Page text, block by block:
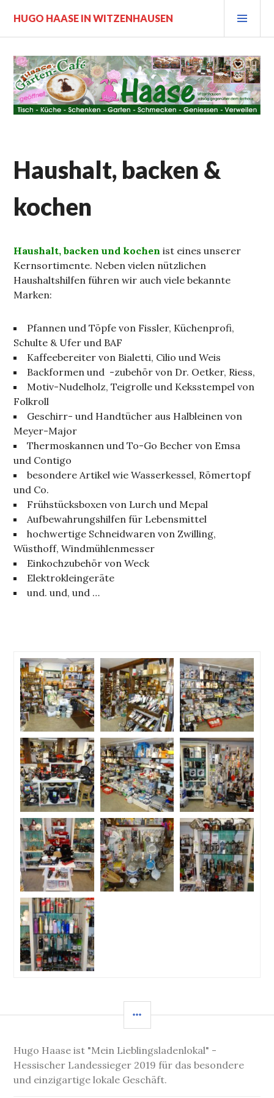
Inhalt
springen
HUGO HAASE IN WITZENHAUSEN
Haushalt, backen &
kochen
Haushalt, backen und kochen ist eines unserer
Kernsortimente. Neben vielen nützlichen
Haushaltshilfen führen wir auch viele bekannte
Marken:
Pfannen und Töpfe von Fissler, Küchenprofi,
Schulte & Ufer und BAF
Kaffeebereiter von Bialetti, Cilio und Weis
Backformen und -zubehör von Dr. Oetker, Riess,
Motiv-Nudelholz, Teigrolle und Keksstempel von
Folkroll
Geschirr- und Handtücher aus Halbleinen von
Meyer-Major
Thermoskannen und To-Go Becher von Emsa
und Contigo
besondere Artikel wie Wasserkessel, Römertopf
und Co.
Frühstücksboxen von Lurch und Mepal
Aufbewahrungshilfen für Lebensmittel
hochwertige Schneidwaren von Zwilling,
Wüsthoff, Windmühlenmesser
Einkochzubehör von Weck
Elektrokleingeräte
und. und, und …
Hugo Haase ist "Mein Lieblingsladenlokal" -
Hessischer Landessieger 2019 für das besondere
und einzigartige lokale Geschäft.